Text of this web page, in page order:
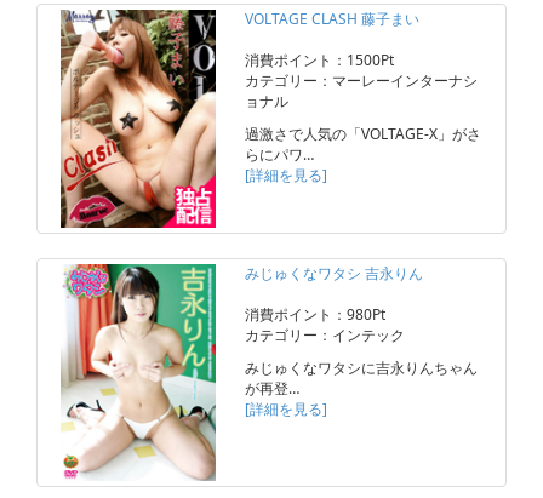
VOLTAGE CLASH 藤子まい
消費ポイント：1500Pt
カテゴリー：マーレーインターナシ
ョナル
過激さで人気の「VOLTAGE-X」がさ
らにパワ…
[詳細を見る]
みじゅくなワタシ 吉永りん
消費ポイント：980Pt
カテゴリー：インテック
みじゅくなワタシに吉永りんちゃん
が再登…
[詳細を見る]